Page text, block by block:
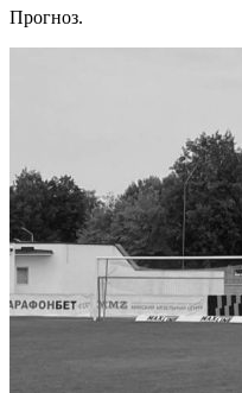
Прогноз.